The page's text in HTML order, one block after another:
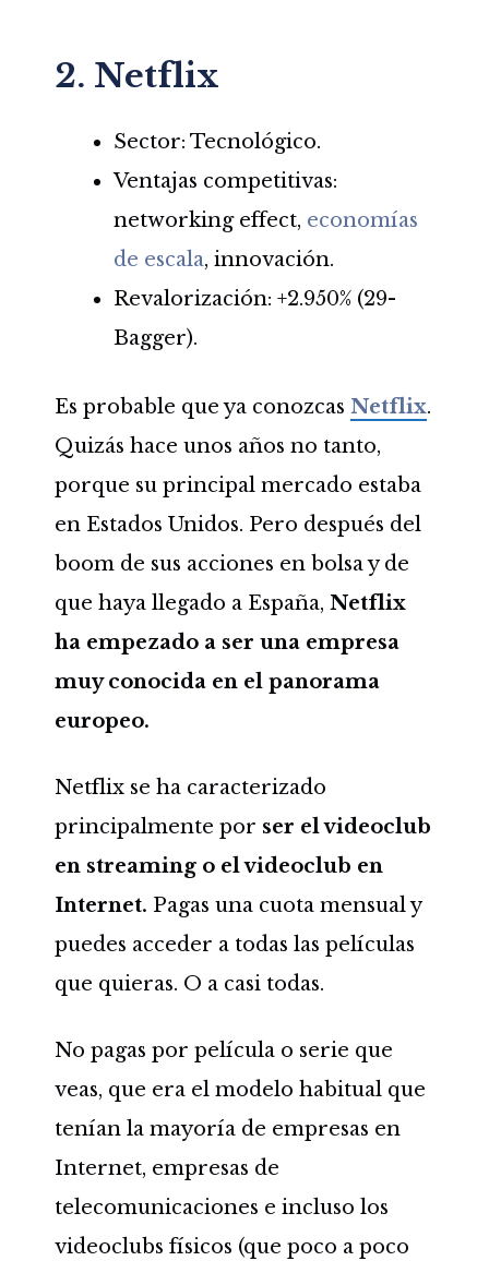
2. Netflix
Sector: Tecnológico.
Ventajas competitivas:
networking effect, economías
de escala, innovación.
Revalorización: +2.950% (29-
Bagger).
Es probable que ya conozcas Netflix.
Quizás hace unos años no tanto,
porque su principal mercado estaba
en Estados Unidos. Pero después del
boom de sus acciones en bolsa y de
que haya llegado a España, Netflix
ha empezado a ser una empresa
muy conocida en el panorama
europeo.
Netflix se ha caracterizado
principalmente por ser el videoclub
en streaming o el videoclub en
Internet. Pagas una cuota mensual y
puedes acceder a todas las películas
que quieras. O a casi todas.
No pagas por película o serie que
veas, que era el modelo habitual que
tenían la mayoría de empresas en
Internet, empresas de
telecomunicaciones e incluso los
videoclubs físicos (que poco a poco